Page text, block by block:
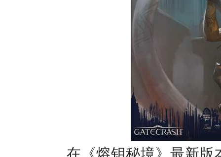
在《熔钥秘境》最新版